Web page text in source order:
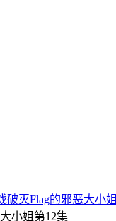
破灭Flag的邪恶大小姐
小姐第12集